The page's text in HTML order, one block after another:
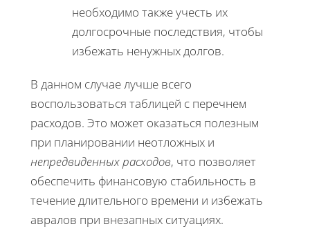
необходимо также учесть их
долгосрочные последствия, чтобы
избежать ненужных долгов.
В данном случае лучше всего
воспользоваться таблицей с перечнем
расходов. Это может оказаться полезным
при планировании неотложных и
непредвиденных расходов, что позволяет
обеспечить финансовую стабильность в
течение длительного времени и избежать
авралов при внезапных ситуациях.